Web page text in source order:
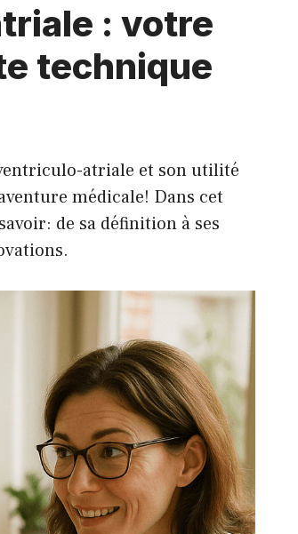
: votre
technique
atriale et son utilité
médicale! Dans cet
de sa définition à ses